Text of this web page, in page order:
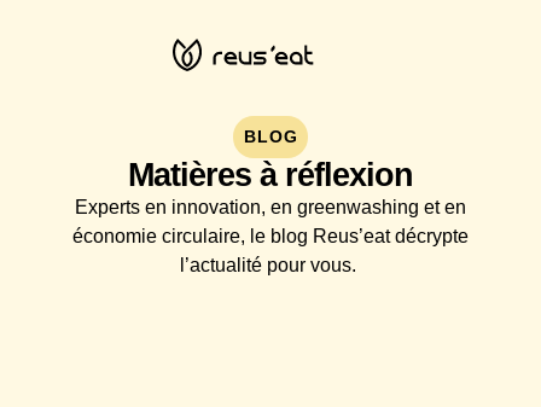
BLOG
Matières à réflexion
Experts en innovation, en greenwashing et en
économie circulaire, le blog Reus’eat décrypte
l’actualité pour vous.